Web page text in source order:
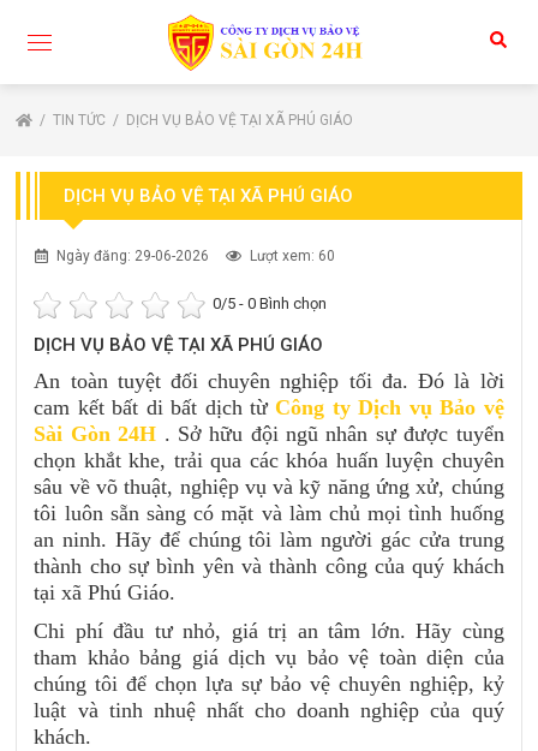
TIN TỨC DỊCH VỤ BẢO VỆ TẠI XÃ PHÚ GIÁO
DỊCH VỤ BẢO VỆ TẠI XÃ PHÚ GIÁO
Ngày đăng: 29-06-2026 Lượt xem: 60
0/5 -0 Bình chọn
DỊCH VỤ BẢO VỆ TẠI XÃ PHÚ GIÁO
An toàn tuyệt đối chuyên nghiệp tối đa. Đó là lời
cam kết bất di bất dịch từ Công ty Dịch vụ Bảo vệ
Sài Gòn 24H . Sở hữu đội ngũ nhân sự được tuyển
chọn khắt khe, trải qua các khóa huấn luyện chuyên
sâu về võ thuật, nghiệp vụ và kỹ năng ứng xử, chúng
tôi luôn sẵn sàng có mặt và làm chủ mọi tình huống
an ninh. Hãy để chúng tôi làm người gác cửa trung
thành cho sự bình yên và thành công của quý khách
tại xã Phú Giáo.
Chi phí đầu tư nhỏ, giá trị an tâm lớn. Hãy cùng
tham khảo bảng giá dịch vụ bảo vệ toàn diện của
chúng tôi để chọn lựa sự bảo vệ chuyên nghiệp, kỷ
luật và tinh nhuệ nhất cho doanh nghiệp của quý
khách.